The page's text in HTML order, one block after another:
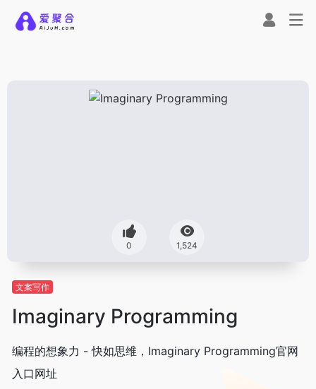
0 1,524
文案写作
Imaginary Programming
编程的想象力 - 快如思维，Imaginary Programming官网
入口网址